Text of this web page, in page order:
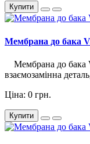
Купити
Мембрана до бака
Мембрана до бака
взаємозамінна
Ціна: 0 грн.
Купити